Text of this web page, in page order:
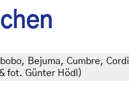
Bejuma, Cumbre,
fot. Günter Hödl)